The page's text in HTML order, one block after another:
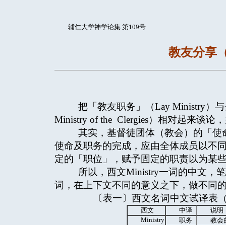
辅仁大学神学论集 第109号
教友分享
把「教友职务」（Lay Ministry）
Ministry of the Clergies）相对起来谈论
其实，基督徒团体（教会）的「使
使命及职务的完成，应由全体成员以不
定的「职位」，赋予固定的职责以为某
所以，西文Ministry一词的中文，
词，在上下文不同的意义之下，做不同
〔表一〕西文名词中文试译表
西文 中译
说明
Ministry
职务
教会